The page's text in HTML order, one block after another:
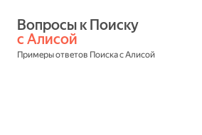
с Алисой
Примеры ответов Поиска с Алисой